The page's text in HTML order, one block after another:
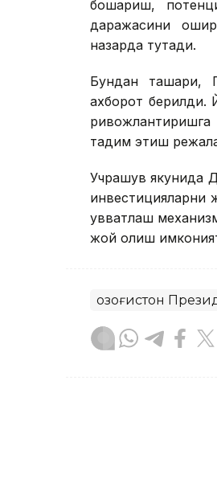
бошқариш,
даражасини
назарда тутади.
Бундан ташқари,
ахборот берилди.
ривожлантиришга
тақдим этиш
Учрашув якунида
инвестицияларни
қувватлаш
жой олиш
Қозоғистон